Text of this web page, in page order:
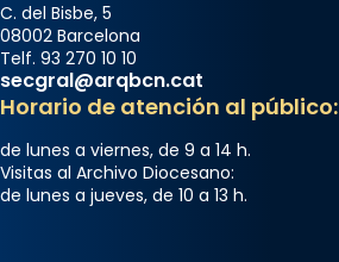
C. del Bisbe, 5
08002 Barcelona
Telf. 93 270 10 10
secgral@arqbcn.cat
Horario de atención al público:
de lunes a viernes, de 9 a 14 h.
Visitas al Archivo Diocesano:
de lunes a jueves, de 10 a 13 h.